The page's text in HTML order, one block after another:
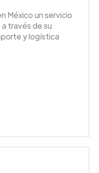
México un servicio
través de su
y logística